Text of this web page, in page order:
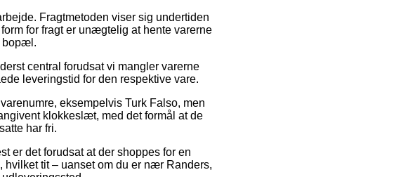
Fragtmetoden viser sig undertiden
for fragt er unægtelig at hente varerne
bopæl.
central forudsat vi mangler varerne
leveringstid for den respektive vare.
eksempelvis Turk Falso, men
klokkeslæt, med det formål at de
har fri.
er det forudsat at der shoppes for en
hvilket tit – uanset om du er nær Randers,